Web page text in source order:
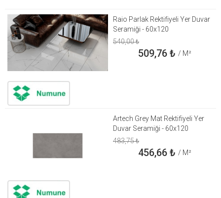
Raio Parlak Rektifiyeli Yer Duvar
Seramiği - 60x120
540,00₺
509,76₺ / M²
Artech Grey Mat Rektifiyeli Yer
Duvar Seramiği - 60x120
483,75₺
456,66₺ / M²